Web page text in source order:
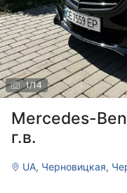
1/14
Mercedes-
г.в.
UA, Черновицкая,